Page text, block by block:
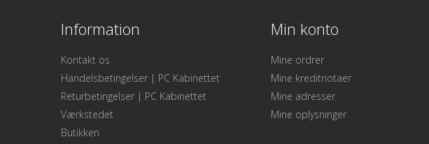
Information
Kontakt os
Handelsbetingelser | PC Kabinettet
Returbetingelser | PC Kabinettet
Værkstedet
Butikken
Min konto
Mine ordrer
Mine kreditnotaer
Mine adresser
Mine oplysninger